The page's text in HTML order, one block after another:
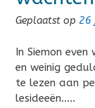
Geplaatst op 26
In Siemon
en weinig
te lezen aan
lesideeën…..